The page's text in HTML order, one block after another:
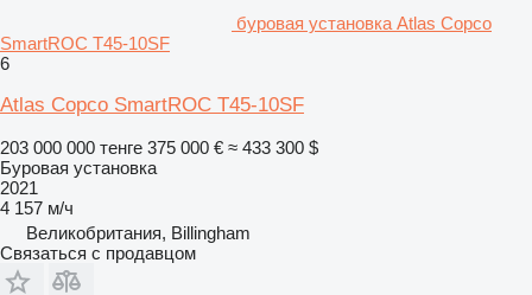
буровая установка Atlas Copco
SmartROC T45-10SF
6
Atlas Copco SmartROC T45-10SF
203 000 000 тенге 375 000 € ≈ 433 300 $
Буровая установка
2021
4 157 м/ч
Великобритания, Billingham
Связаться с продавцом